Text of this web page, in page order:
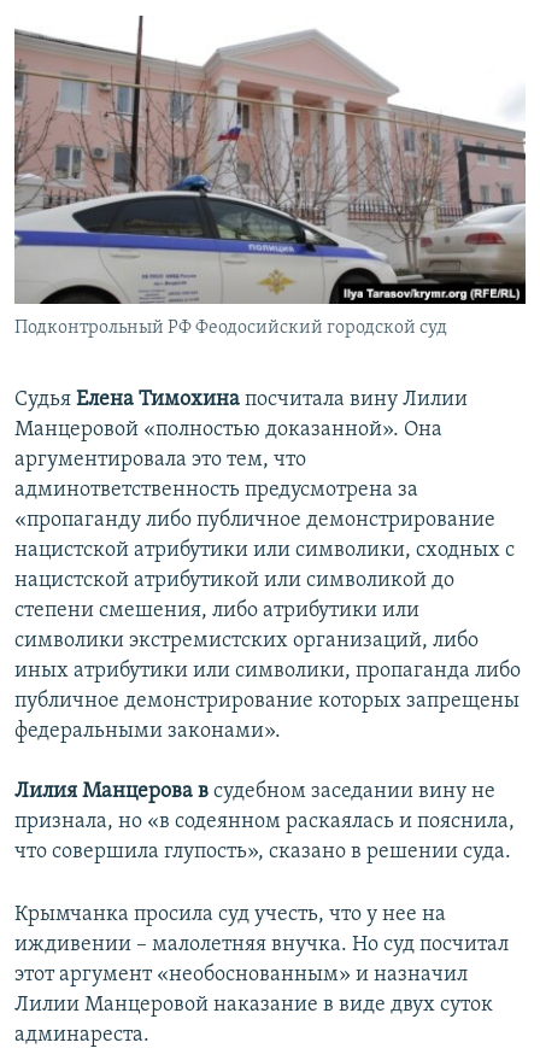
Подконтрольный РФ Феодосийский городской суд
Судья Елена Тимохина посчитала вину Лилии
Манцеровой «полностью доказанной». Она
аргументировала это тем, что
админответственность предусмотрена за
«пропаганду либо публичное демонстрирование
нацистской атрибутики или символики, сходных с
нацистской атрибутикой или символикой до
степени смешения, либо атрибутики или
символики экстремистских организаций, либо
иных атрибутики или символики, пропаганда либо
публичное демонстрирование которых запрещены
федеральными законами».
Лилия Манцерова в судебном заседании вину не
признала, но «в содеянном раскаялась и пояснила,
что совершила глупость», сказано в решении суда.
Крымчанка просила суд учесть, что у нее на
иждивении – малолетняя внучка. Но суд посчитал
этот аргумент «необоснованным» и назначил
Лилии Манцеровой наказание в виде двух суток
админареста.